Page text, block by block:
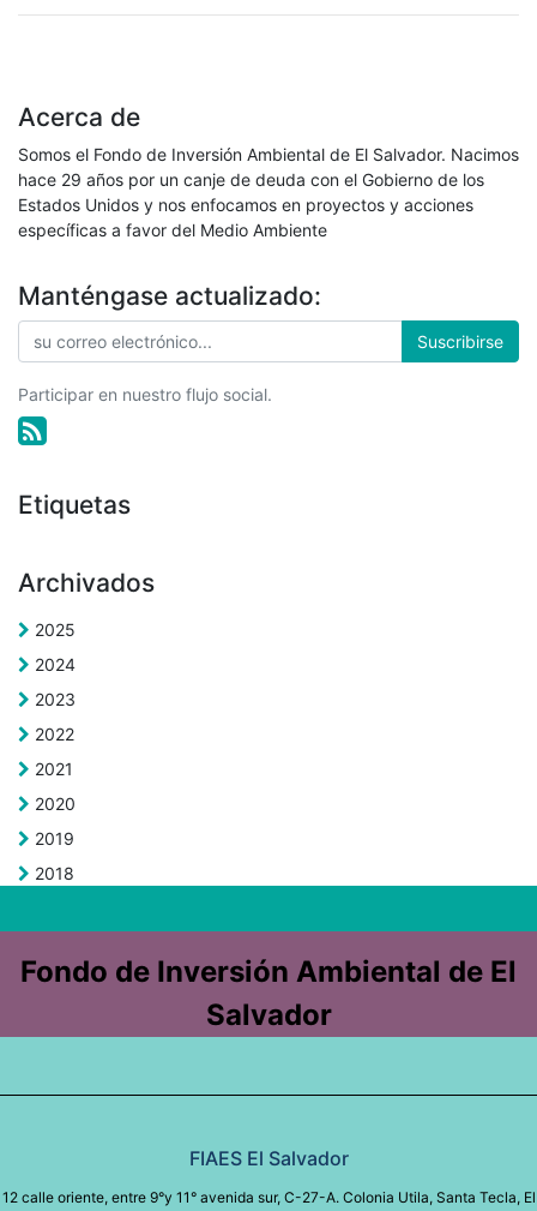
Acerca de
Somos el Fondo de Inversión Ambiental de El Salvador. Nacimos
hace 29 años por un canje de deuda con el Gobierno de los
Estados Unidos y nos enfocamos en proyectos y acciones
específicas a favor del Medio Ambiente
Manténgase actualizado:
Suscribirse
Participar en nuestro flujo social.
Etiquetas
Archivados
2025
2024
2023
2022
2021
2020
2019
2018
Fondo de Inversión Ambiental de El
Salvador
FIAES El Salvador
12 calle oriente, entre 9°y 11° avenida sur, C-27-A. Colonia Utila, Santa Tecla, El